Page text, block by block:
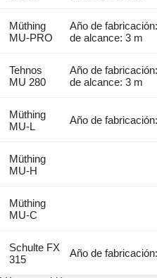
Müthing
MU-PRO
Año de
de alcance: 3 m
Tehnos
MU 280
Año de
de alcance: 3 m
Müthing
MU-L
Año de
Müthing
MU-H
Müthing
MU-C
Schulte FX
315
Año de